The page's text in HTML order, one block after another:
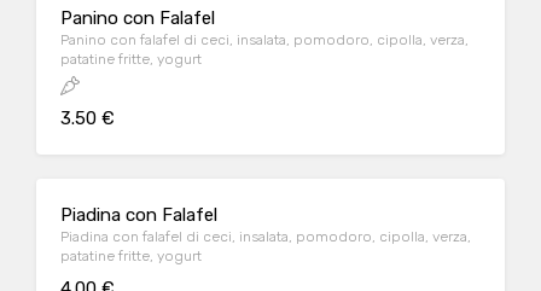
Panino con Falafel
Panino con falafel di ceci, insalata, pomodoro, cipolla, verza,
patatine fritte, yogurt
3.50 €
Piadina con Falafel
Piadina con falafel di ceci, insalata, pomodoro, cipolla, verza,
patatine fritte, yogurt